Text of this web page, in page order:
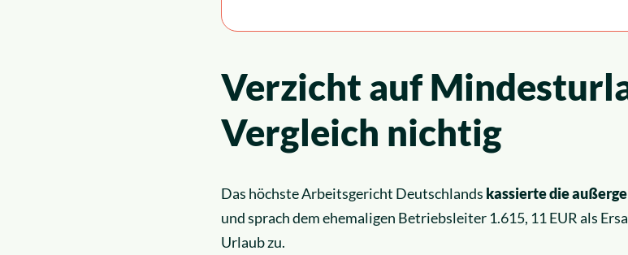
Verzicht auf
Vergleich nichtig
Das höchste Arbeitsgericht Deutschlands kassierte die
und sprach dem ehemaligen Betriebsleiter 1.615, 11 EUR als
Urlaub zu.